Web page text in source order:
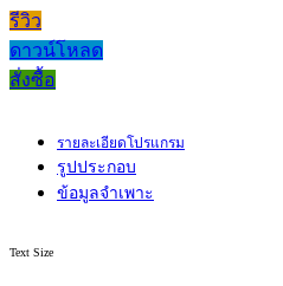
รีวิว
ดาวน์โหลด
สั่งซื้อ
รายละเอียดโปรแกรม
รูปประกอบ
ข้อมูลจำเพาะ
Text Size